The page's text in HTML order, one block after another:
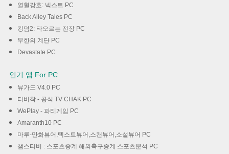
열혈강호: 넥스트 PC
Back Alley Tales PC
킹덤2: 타오르는 전장 PC
무한의 계단 PC
Devastate PC
인기 앱 For PC
뷰가드 V4.0 PC
티비착 - 공식 TV CHAK PC
WePlay - 파티게임 PC
Amaranth10 PC
마루-만화뷰어,텍스트뷰어,스캔뷰어,소설뷰어 PC
챔스티비 : 스포츠중계 해외축구중계 스포츠분석 PC